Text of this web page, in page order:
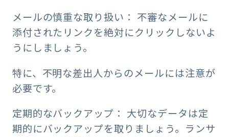
メールの慎重な取り扱い： 不審なメールに
添付されたリンクを絶対にクリックしないよ
うにしましょう。
特に、不明な差出人からのメールには注意が
必要です。
定期的なバックアップ： 大切なデータは定
期的にバックアップを取りましょう。ランサ